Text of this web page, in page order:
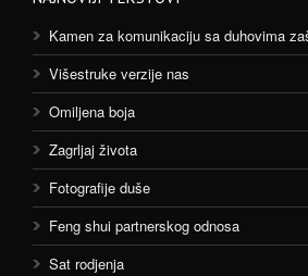
Kamen za komunikaciju sa duhovima
Višestruke verzije nas
Omiljena boja
Zagrljaj života
Fotografije duše
Feng shui partnerskog odnosa
Sat rodjenja